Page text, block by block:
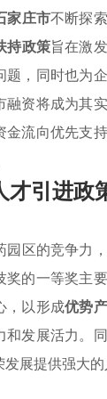
家庄市不断探
持政策旨在激
题，同时也为
融资将成为其
金流向优先支持
才引进政
园区的竞争力
奖的一等奖主
，以形成优势
和发展活力。
发展提供强大的